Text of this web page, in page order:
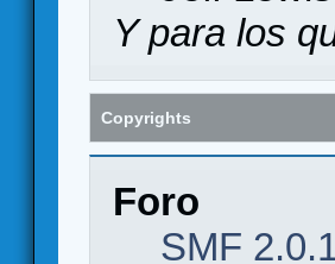
Y para los
Copyrights
Foro
SMF